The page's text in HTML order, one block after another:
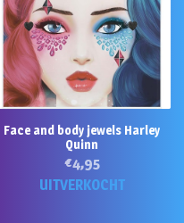
Face and body jewels Harley
Quinn
€4,95
UITVERKOCHT